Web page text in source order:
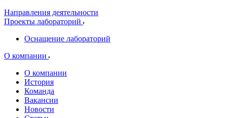
Направления деятельности
Проекты лабораторий
Оснащение лабораторий
О компании
О компании
История
Команда
Вакансии
Новости